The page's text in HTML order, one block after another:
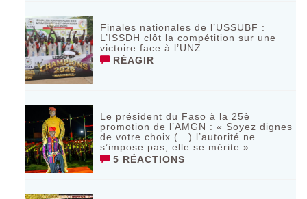
Finales nationales de l’USSUBF :
L’ISSDH clôt la compétition sur une
victoire face à l’UNZ
RÉAGIR
Le président du Faso à la 25è
promotion de l’AMGN : « Soyez dignes
de votre choix (…) l’autorité ne
s’impose pas, elle se mérite »
5 RÉACTIONS